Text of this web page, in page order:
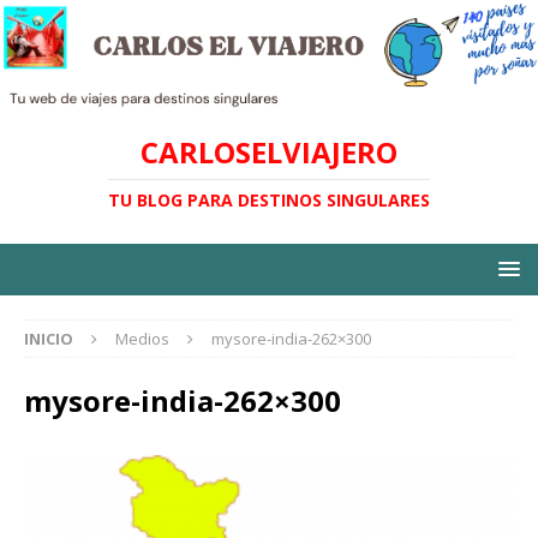
CARLOSELVIAJERO
TU BLOG PARA DESTINOS SINGULARES
INICIO Medios mysore-india-262×300
mysore-india-262×300